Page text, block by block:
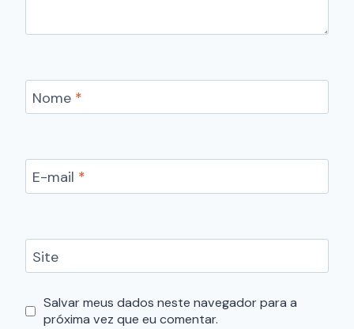
Nome *
E-mail *
Site
Salvar meus dados neste navegador para a
próxima vez que eu comentar.